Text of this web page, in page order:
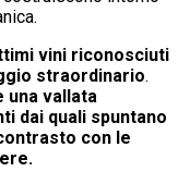
vini riconosciuti
straordinario.
una vallata
dai quali spuntano
con le